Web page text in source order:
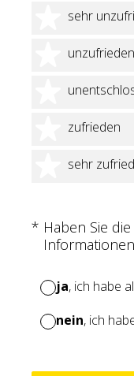
sehr
1
unzufrieden
2
3
zufrieden
4
sehr
5
* Haben Sie
(Erforderlich.)
ja, ich habe
nein, ich